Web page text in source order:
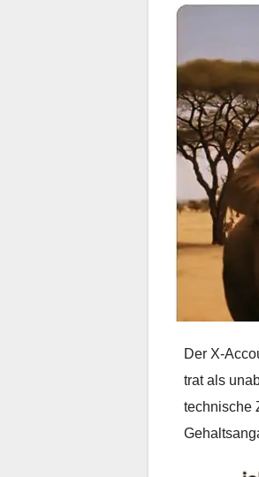
Der X-
trat als
technische